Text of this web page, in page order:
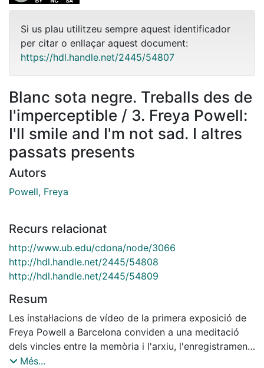
Si us plau utilitzeu sempre aquest identificador
per citar o enllaçar aquest document:
https://hdl.handle.net/2445/54807
Blanc sota negre. Treballs des de
l'imperceptible / 3. Freya Powell:
I'll smile and I'm not sad. I altres
passats presents
Autors
Powell, Freya
Recurs relacionat
http://www.ub.edu/cdona/node/3066
http://hdl.handle.net/2445/54808
http://hdl.handle.net/2445/54809
Resum
Les instal·lacions de vídeo de la primera exposició de
Freya Powell a Barcelona conviden a una meditació
dels vincles entre la memòria i l'arxiu, l'enregistrament,
el repertori i les traces de la Història. En aquesta
Més...